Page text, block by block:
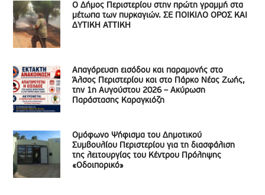
Ο Δήμος Περιστερίου στην πρώτη γραμμή στα
μέτωπα των πυρκαγιών. ΣΕ ΠΟΙΚΙΛΟ ΟΡΟΣ ΚΑΙ
ΔΥΤΙΚΗ ΑΤΤΙΚΗ
Απαγόρευση εισόδου και παραμονής στο
Άλσος Περιστερίου και στο Πάρκο Νέας Ζωής,
την 1η Αυγούστου 2026 – Ακύρωση
Παράστασης Καραγκιόζη
Ομόφωνο Ψήφισμα του Δημοτικού
Συμβουλίου Περιστερίου για τη διασφάλιση
της λειτουργίας του Κέντρου Πρόληψης
«Οδοιπορικό»